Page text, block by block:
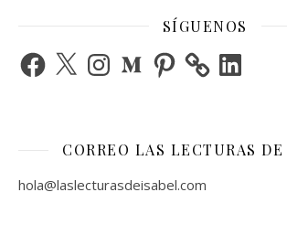
SÍGUENOS
Facebook
X InstagramMediumPinterest LinkedIn
CORREO LAS LECTURAS
hola@laslecturasdeisabel.com